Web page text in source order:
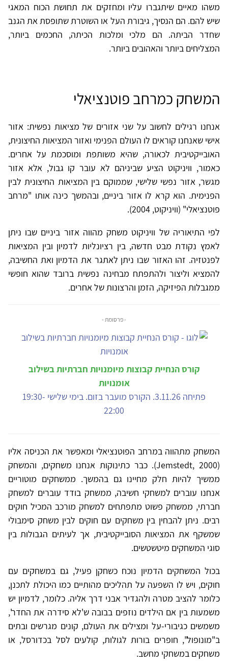
משהו מאיים שיתגברו עליו ומחזקים את תחושת הכוח המאגי
שיש להם. הם הנסיך, גיבורת העל או השוטרת שתופסת את הגנב
שחדר הביתה. הם מלכי ומלכות הכיתה, החכמים ביותר,
המצליחים ביותר והאהובים ביותר.
המשחק כמרחב פוטנציאלי
אנחנו רגילים לחשוב על שני אזורים של מציאות נפשית: אזור
אישי שאנחנו קוראים לו העולם הפנימי ואזור המציאות החיצונית,
האובייקטיבית לכאורה, שהיא משותפת ומוסכמת על אחרים.
כאמור, וויניקוט הציע שביניהם לא עובר קו גבול, אלא אזור
מגשר, אזור נפשי שלישי, שממוקם בין המציאות החיצונית לבין
הפנימית. הוא קרא לו אזור ביניים, ובהמשך כינה אותו "מרחב
פוטנציאלי" (וויניקוט, 2004).
לפי התיאוריה של וויניקוט משחק מהווה אזור ביניים שבו ניתן
לאמץ נקודת מבט חדשה, בין רציונליות לדמיון ובין המציאות
לפנטזיה. זהו האזור שבו ניתן לאתגר את הדמיון ואת החשיבה,
להמציא וליצור ולהתפתח מבחינה נפשית ברובד שהוא חופשי
ממגבלות הפיזיקה, הזמן והרצונות של אחרים.
- פרסומת -
קורס הנחיית קבוצות מיומנויות חברתיות בשילוב
אומנויות
פתיחה 3.11.26. הקורס מועבר בזום. בימי שלישי 19:30-
22:00
המשחק מתהווה במרחב הפוטנציאלי ומאפשר את הכניסה אליו
(Jemstedt, 2000). כבר כתינוקות אנחנו משחקים, והמשחק
ממשיך להיות חלק מחיינו גם בהמשך. ממשחקים מוטוריים
אנחנו עוברים למשחקי חשיבה, ממשחק בודד עוברים למשחק
חברתי, ממשחק פשוט מתפתחים למשחק מורכב המכיל חוקים
רבים. ניתן להבחין בין משחקים עם חוקים לבין משחק סימבולי
שמשקף את המציאות הסובייקטיבית, אך לעיתים הגבולות בין
סוגי המשחקים מיטשטשים.
בכול המשחקים הדמיון נוכח כשחקן פעיל, גם במשחקים עם
חוקים, ויש לו השפעה על תהליכים מהותיים כמו היכולת לתכנן,
כלומר להציב מטרה ולהגדיר אבני דרך אליה. כלומר, לדמיון יש
משמעות בין אם הילדים נוזפים בבובה ש'לא סידרה את החדר',
משמשים כגיבורי-על ומצילים את העולם, קונים מגרשים ובתים
ב"מונופול", חופרים בורות לגולות, קולעים לסל בכדורסל, או
משחקים במשחקי מחשב.